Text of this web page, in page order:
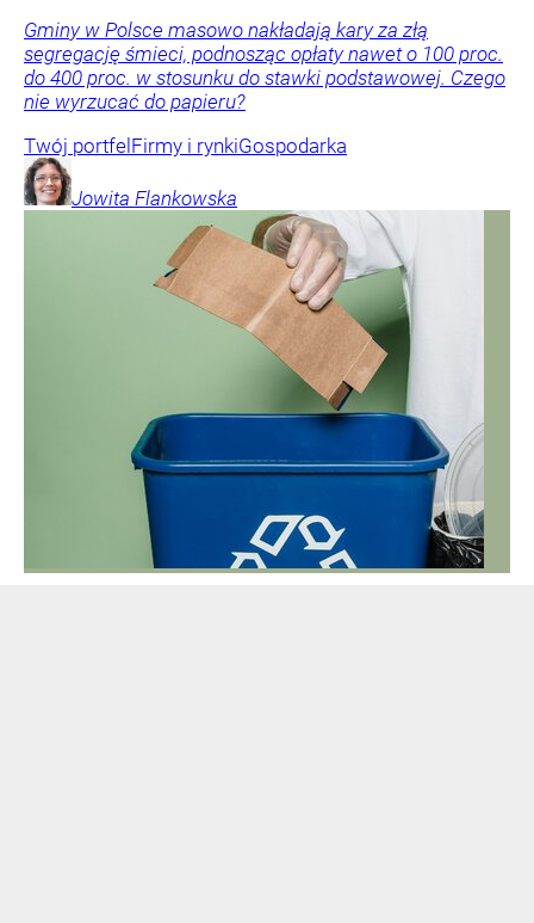
Gminy w Polsce masowo nakładają kary za złą
segregację śmieci, podnosząc opłaty nawet o 100 proc.
do 400 proc. w stosunku do stawki podstawowej. Czego
nie wyrzucać do papieru?
Twój portfel Firmy i rynkiGospodarka
Jowita Flankowska